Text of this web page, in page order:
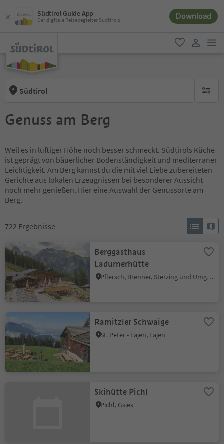
Südtirol Guide App
Der digitale Reisebegleiter Südtirols Download
favorit
Südtirol keine
Genuss am Berg
Weil es in luftiger Höhe noch besser schmeckt. Südtirols Küche
ist geprägt von bäuerlicher Bodenständigkeit und mediterraner
Leichtigkeit. Am Berg kannst du die mit viel Liebe zubereiteten
Gerichte aus lokalen Erzeugnissen bei besonderer Aussicht
noch mehr genießen. Hier eine Auswahl der Genussorte am
Berg.
722 Ergebnisse
Berggasthaus
Ladurnerhütte
Pflersch, Brenner, Sterzing und Umgebung
Ramitzler Schwaige
St. Peter - Lajen, Lajen
Skihütte Pichl
Pichl, Gsies